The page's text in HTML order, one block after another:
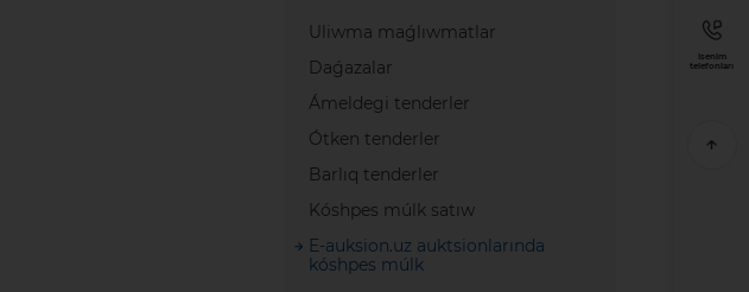
Uliwma maǵlıwmatlar
Daǵazalar
Ámeldegi tenderler
Ótken tenderler
Barlıq tenderler
Kóshpes múlk satıw
E-auksion.uz auktsionlarında
kóshpes múlk
Isenim
telefonları